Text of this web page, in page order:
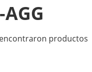
AGG
productos